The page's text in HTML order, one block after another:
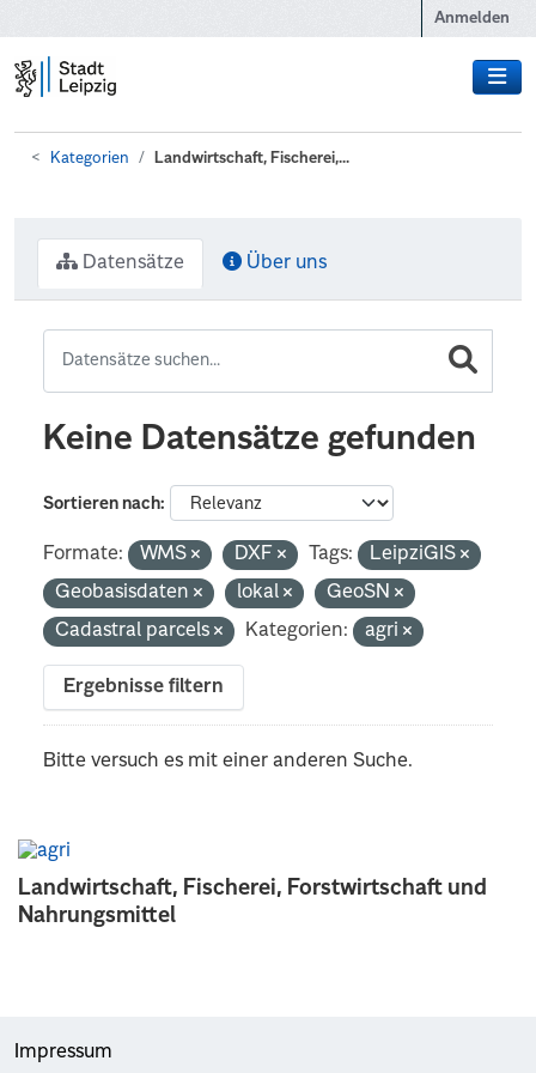
Anmelden
Kategorien Landwirtschaft, Fischerei,...
Landwirtschaft, Fischerei, Forstwirtschaft und
Nahrungsmittel
Datensätze Über uns
Keine Datensätze gefunden
Sortieren nach
Formate: WMS DXF Tags:
LeipziGIS
Geobasisdaten
lokal
GeoSN
Cadastral parcels
Kategorien: agri
Ergebnisse filtern
Bitte versuch es mit einer anderen Suche.
Impressum